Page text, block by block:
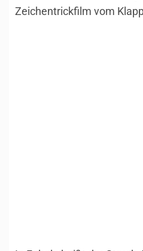
Zeichentrickfilm vom